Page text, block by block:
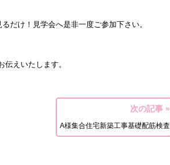
だけ！見学会へ是非一度ご参加下さい。
えいたします。
次の記事 »
A様集合住宅新築工事基礎配筋検査